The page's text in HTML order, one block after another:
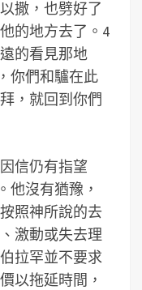
撒，也劈好了
的地方去了。4
的看見那地
你們和驢在此
，就回到你們
信仍有指望
他沒有猶豫，
照神所說的去
激動或失去理
拉罕並不要求
以拖延時間，